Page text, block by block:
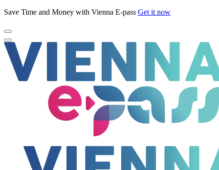
Save Time and Money with Vienna E-pass Get it now